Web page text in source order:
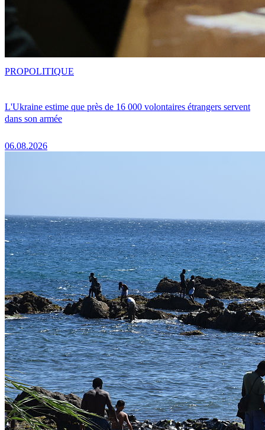
L'Ukraine estime que près de 16 000 volontaires étrangers servent
dans son armée
06.08.2026
PROPOLITIQUE